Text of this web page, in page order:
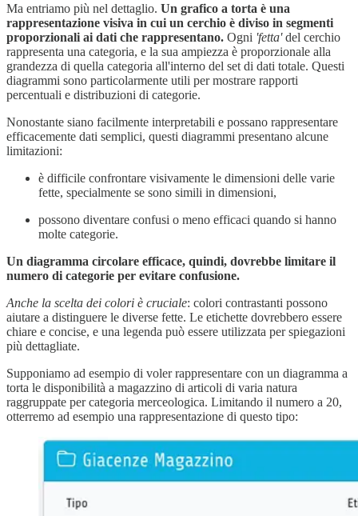
Ma entriamo più nel dettaglio. Un grafico a torta è una
rappresentazione visiva in cui un cerchio è diviso in segmenti
proporzionali ai dati che rappresentano. Ogni 'fetta'del cerchio
rappresenta una categoria, e la sua ampiezza è proporzionale alla
grandezza di quella categoria all'interno del set di dati totale. Questi
diagrammi sono particolarmente utili per mostrare rapporti
percentuali e distribuzioni di categorie.
Nonostante siano facilmente interpretabili e possano rappresentare
efficacemente dati semplici, questi diagrammi presentano alcune
limitazioni:
è difficile confrontare visivamente le dimensioni delle varie
fette, specialmente se sono simili in dimensioni,
possono diventare confusi o meno efficaci quando si hanno
molte categorie.
Un diagramma circolare efficace, quindi, dovrebbe limitare il
numero di categorie per evitare confusione.
Anche la scelta dei colori è cruciale: colori contrastanti possono
aiutare a distinguere le diverse fette. Le etichette dovrebbero essere
chiare e concise, e una legenda può essere utilizzata per spiegazioni
più dettagliate.
Supponiamo ad esempio di voler rappresentare con un diagramma a
torta le disponibilità a magazzino di articoli di varia natura
raggruppate per categoria merceologica. Limitando il numero a 20,
otterremo ad esempio una rappresentazione di questo tipo: